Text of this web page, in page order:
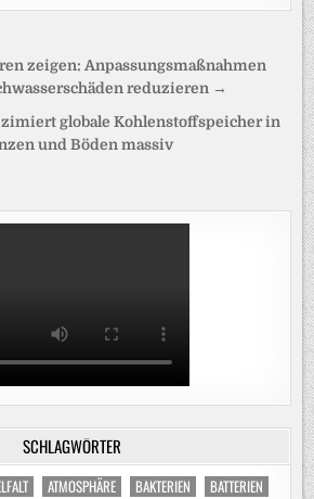
zeigen: Anpassungsmaßnahmen
reduzieren →
globale Kohlenstoffspeicher in
und Böden massiv
SCHLAGWÖRTER
ATMOSPHÄRE BAKTERIEN
BATTERIEN